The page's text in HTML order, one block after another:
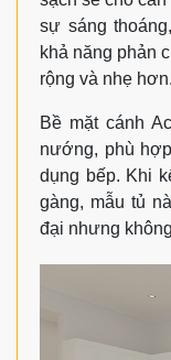
sự sáng
khả năng phản
rộng và nhẹ hơn.
Bề mặt cánh
nướng, phù
dụng bếp. Khi
gàng, mẫu tủ
đại nhưng